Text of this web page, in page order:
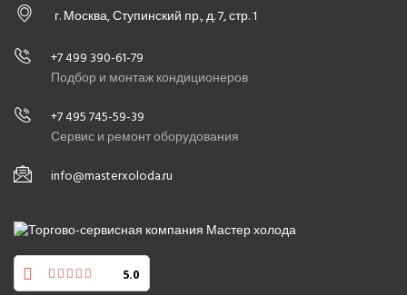
г. Москва, Ступинский пр., д. 7, стр. 1
+7 499 390-61-79
Подбор и монтаж кондиционеров
+7 495 745-59-39
Сервис и ремонт оборудования
info@masterxoloda.ru
5.0